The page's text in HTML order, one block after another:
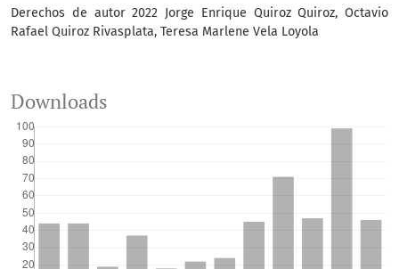
Derechos de autor 2022 Jorge Enrique Quiroz Quiroz, Octavio
Rafael Quiroz Rivasplata, Teresa Marlene Vela Loyola
Downloads